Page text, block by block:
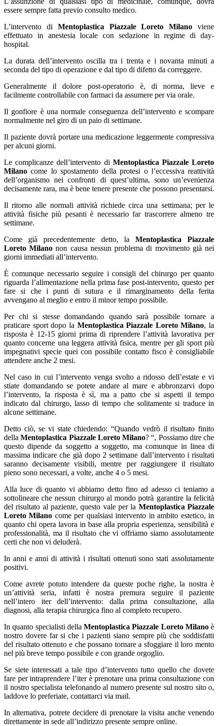
essere sempre fatta previo consulto medico.
L’intervento di Mentoplastica Piazzale Loreto Milano viene
effettuato in anestesia locale con sedazione in regime di day-
hospital.
La durata dell’intervento oscilla tra i trenta e i novanta minuti a
seconda del tipo di operazione e dal tipo di difetto da correggere.
Generalmente il dolore post-operatorio è, di norma, lieve e
facilmente controllabile con farmaci da assumere per via orale.
Il gonfiore è una normale conseguenza dell’intervento e scompare
normalmente nel giro di un paio di settimane.
Il paziente dovrà portare una medicazione leggermente compressiva
per alcuni giorni.
Le complicanze dell’intervento di Mentoplastica Piazzale Loreto
Milano come lo spostamento della protesi o l’eccessiva reattività
dell’organismo nei confronti di quest’ultima, sono un’evenienza
decisamente rara, ma è bene tenere presente che possono presentarsi.
Il ritorno alle normali attività richiede circa una settimana; per le
attività fisiche più pesanti è necessario far trascorrere almeno tre
settimane.
Come già precedentemente detto, la Mentoplastica Piazzale
Loreto Milano non causa nessun problema di movimento già nei
giorni immediati all’intervento.
È comunque necessario seguire i consigli del chirurgo per quanto
riguarda l’alimentazione nella prima fase post-intervento, questo per
fare si che i punti di sutura e il rimarginamento della ferita
avvengano al meglio e entro il minor tempo possibile.
Per chi si stesse domandando quando sarà possibile tornare a
praticare sport dopo la Mentoplastica Piazzale Loreto Milano, la
risposta è 12-15 giorni prima di riprendere l’attività lavorativa per
quanto concerne una leggera attività fisica, mentre per gli sport più
impegnativi specie quei con possibile contatto fisco è consigliabile
attendere anche 2 mesi.
Nel caso in cui l’intervento venga svolto a ridosso dell’estate e vi
stiate domandando se potete andare al mare e abbronzarvi dopo
l’intervento, la risposta è sì, ma a patto che si aspetti il tempo
indicato dal chirurgo, lasso di tempo che solitamente si traduce in
alcune settimane.
Detto ciò, se vi state chiedendo: “Quando vedrò il risultato finito
dellaMentoplastica Piazzale Loreto Milano? “, Possiamo dire che
questo dipende da soggetto a soggetto, ma comunque in linea di
massima indicare che già dopo 2 settimane dall’intervento i risultati
saranno decisamente visibili, mentre per raggiungere il risultato
pieno sono necessari, a volte, anche 4 o 5 mesi.
Alla luce di quanto vi abbiamo detto fino ad adesso ci teniamo a
sottolineare che nessun chirurgo al mondo potrà garantire la felicità
del risultato al paziente, questo vale per la Mentoplastica Piazzale
Loreto Milano come per qualsiasi intervento in ambito estetico, in
quanto chi opera lavora in base alla propria esperienza, sensibilità e
professionalità, ma il risultato che vi offriamo siamo assolutamente
certi che non vi deluderà.
In anni e anni di attività i risultati ottenuti sono stati assolutamente
positivi.
Come avrete potuto intendere da queste poche righe, la nostra è
un’attività seria, infatti è nostra premura seguire il paziente
nell’intero iter dell’intervento: dalla prima consultazione, alla
diagnosi, alla terapia chirurgica fino al completo recupero.
In quanto specialisti della Mentoplastica Piazzale Loreto Milanoè
nostro dovere far si che i pazienti siano sempre più che soddisfatti
del risultato ottenuto e che possano tornare a sfoggiare il loro mento
nel più breve tempo possibile e con grande orgoglio.
Se siete interessati a tale tipo d’intervento tutto quello che dovete
fare per intraprendere l’iter è prenotare una prima consultazione con
il nostro specialista telefonando al numero presente sul nostro sito o,
laddove lo preferiate, contattarci via mail.
In alternativa, potrete decidere di prenotare la visita anche venendo
direttamente in sede all’indirizzo presente sempre online.